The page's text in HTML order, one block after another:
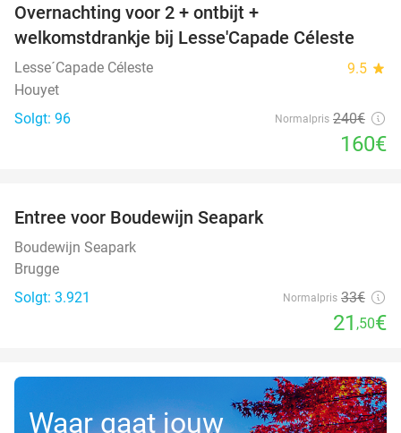
Overnachting voor 2 + ontbijt +
welkomstdrankje bij Lesse'Capade Céleste
Lesse´Capade Céleste 9.5 star
Houyet
Solgt: 96
Normalpris 240€
160€
Entree voor Boudewijn Seapark
Boudewijn Seapark
Brugge
Solgt: 3.921
Normalpris 33€
21 ,50€
Waar gaat jouw